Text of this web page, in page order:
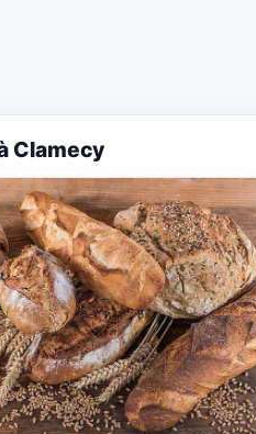
Clamecy